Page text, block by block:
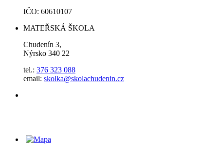
IČO: 60610107
MATEŘSKÁ ŠKOLA
Chudenín 3,
Nýrsko 340 22
tel.: 376 323 088
email: skolka@skolachudenin.cz